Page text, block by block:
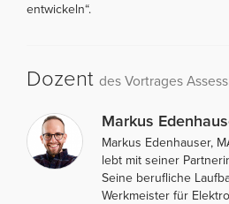
entwickeln“.
Dozent des Vortrages
Markus
Markus Edenhauser,
lebt mit seiner
Seine berufliche
Werkmeister für